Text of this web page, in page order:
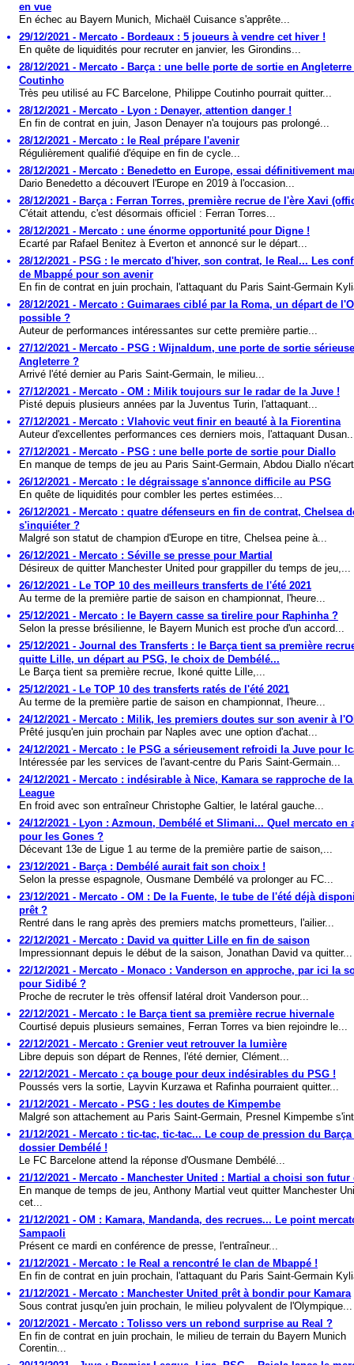
en vue
En échec au Bayern Munich, Michaël Cuisance s'apprête...
29/12/2021 - Mercato - Bordeaux : 5 joueurs à vendre cet hiver !
En quête de liquidités pour recruter en janvier, les Girondins...
28/12/2021 - Mercato - Barça : une belle porte de sortie en
Coutinho
Très peu utilisé au FC Barcelone, Philippe Coutinho pourrait quitter...
28/12/2021 - Mercato - Lyon : Denayer, attention danger !
En fin de contrat en juin, Jason Denayer n'a toujours pas prolongé...
28/12/2021 - Mercato : le Real prépare l'avenir
Régulièrement qualifié d'équipe en fin de cycle...
28/12/2021 - Mercato : Benedetto en Europe, essai définitivement
Dario Benedetto a découvert l'Europe en 2019 à l'occasion...
28/12/2021 - Barça : Ferran Torres, première recrue de l'ère Xavi
C'était attendu, c'est désormais officiel : Ferran Torres...
28/12/2021 - Mercato : une énorme opportunité pour Digne !
Ecarté par Rafael Benitez à Everton et annoncé sur le départ...
28/12/2021 - PSG : le mercato d'hiver, son contrat, le Real... Les
de Mbappé pour son avenir
En fin de contrat en juin prochain, l'attaquant du Paris Saint-Germain
28/12/2021 - Mercato : Guimaraes ciblé par la Roma, un départ de
possible ?
Auteur de performances intéressantes sur cette première partie...
27/12/2021 - Mercato - PSG : Wijnaldum, une porte de sortie
Angleterre ?
Arrivé l'été dernier au Paris Saint-Germain, le milieu...
27/12/2021 - Mercato - OM : Milik toujours sur le radar de la Juve !
Pisté depuis plusieurs années par la Juventus Turin, l'attaquant...
27/12/2021 - Mercato : Vlahovic veut finir en beauté à la Fiorentina
Auteur d'excellentes performances ces derniers mois, l'attaquant
27/12/2021 - Mercato - PSG : une belle porte de sortie pour Diallo
En manque de temps de jeu au Paris Saint-Germain, Abdou Diallo
26/12/2021 - Mercato : le dégraissage s'annonce difficile au PSG
En quête de liquidités pour combler les pertes estimées...
26/12/2021 - Mercato : quatre défenseurs en fin de contrat, Chelsea
s'inquiéter ?
Malgré son statut de champion d'Europe en titre, Chelsea peine à...
26/12/2021 - Mercato : Séville se presse pour Martial
Désireux de quitter Manchester United pour grappiller du temps de jeu,...
26/12/2021 - Le TOP 10 des meilleurs transferts de l'été 2021
Au terme de la première partie de saison en championnat, l'heure...
25/12/2021 - Mercato : le Bayern casse sa tirelire pour Raphinha ?
Selon la presse brésilienne, le Bayern Munich est proche d'un accord...
25/12/2021 - Journal des Transferts : le Barça tient sa première
quitte Lille, un départ au PSG, le choix de Dembélé...
Le Barça tient sa première recrue, Ikoné quitte Lille,...
25/12/2021 - Le TOP 10 des transferts ratés de l'été 2021
Au terme de la première partie de saison en championnat, l'heure...
24/12/2021 - Mercato : Milik, les premiers doutes sur son avenir à
Prêté jusqu'en juin prochain par Naples avec une option d'achat...
24/12/2021 - Mercato : le PSG a sérieusement refroidi la Juve pour
Intéressée par les services de l'avant-centre du Paris Saint-Germain...
24/12/2021 - Mercato : indésirable à Nice, Kamara se rapproche de
League
En froid avec son entraîneur Christophe Galtier, le latéral gauche...
24/12/2021 - Lyon : Azmoun, Dembélé et Slimani... Quel mercato en
pour les Gones ?
Décevant 13e de Ligue 1 au terme de la première partie de saison,...
23/12/2021 - Barça : Dembélé aurait fait son choix !
Selon la presse espagnole, Ousmane Dembélé va prolonger au FC...
23/12/2021 - Mercato - OM : De la Fuente, le tube de l'été déjà
prêt ?
Rentré dans le rang après des premiers matchs prometteurs, l'ailier...
22/12/2021 - Mercato : David va quitter Lille en fin de saison
Impressionnant depuis le début de la saison, Jonathan David va quitter...
22/12/2021 - Mercato - Monaco : Vanderson en approche, par ici la
pour Sidibé ?
Proche de recruter le très offensif latéral droit Vanderson pour...
22/12/2021 - Mercato : le Barça tient sa première recrue hivernale
Courtisé depuis plusieurs semaines, Ferran Torres va bien rejoindre le...
22/12/2021 - Mercato : Grenier veut retrouver la lumière
Libre depuis son départ de Rennes, l'été dernier, Clément...
22/12/2021 - Mercato : ça bouge pour deux indésirables du PSG !
Poussés vers la sortie, Layvin Kurzawa et Rafinha pourraient quitter...
21/12/2021 - Mercato - PSG : les doutes de Kimpembe
Malgré son attachement au Paris Saint-Germain, Presnel Kimpembe
21/12/2021 - Mercato : tic-tac, tic-tac... Le coup de pression du
dossier Dembélé !
Le FC Barcelone attend la réponse d'Ousmane Dembélé...
21/12/2021 - Mercato - Manchester United : Martial a choisi son
En manque de temps de jeu, Anthony Martial veut quitter Manchester
cet...
21/12/2021 - OM : Kamara, Mandanda, des recrues... Le point
Sampaoli
Présent ce mardi en conférence de presse, l'entraîneur...
21/12/2021 - Mercato : le Real a rencontré le clan de Mbappé !
En fin de contrat en juin prochain, l'attaquant du Paris Saint-Germain
21/12/2021 - Mercato : Manchester United prêt à bondir pour Kamara
Sous contrat jusqu'en juin prochain, le milieu polyvalent de l'Olympique...
20/12/2021 - Mercato : Tolisso vers un rebond surprise au Real ?
En fin de contrat en juin prochain, le milieu de terrain du Bayern Munich
Corentin...